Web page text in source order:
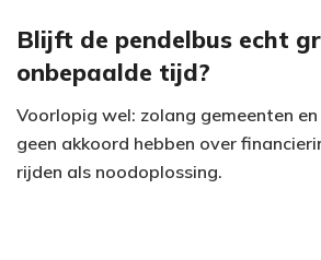
V
d
Blijft de pendelbus echt
onbepaalde tijd?
Voorlopig wel: zolang gemeenten
geen akkoord hebben over
rijden als noodoplossing.